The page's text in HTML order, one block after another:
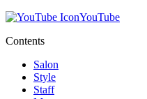
YouTube
Contents
Salon
Style
Staff